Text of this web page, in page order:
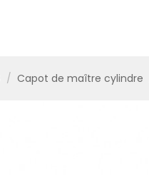
Capot de maître cylindre